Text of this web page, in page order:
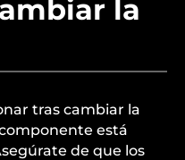
la
tras cambiar la
está
de que los